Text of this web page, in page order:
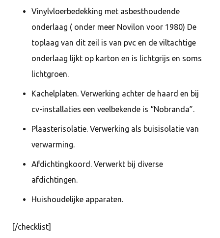
Vinylvloerbedekking met asbesthoudende
onderlaag ( onder meer Novilon voor 1980) De
toplaag van dit zeil is van pvc en de viltachtige
onderlaag lijkt op karton en is lichtgrijs en soms
lichtgroen.
Kachelplaten. Verwerking achter de haard en bij
cv-installaties een veelbekende is “Nobranda”.
Plaasterisolatie. Verwerking als buisisolatie van
verwarming.
Afdichtingkoord. Verwerkt bij diverse
afdichtingen.
Huishoudelijke apparaten.
[/checklist]